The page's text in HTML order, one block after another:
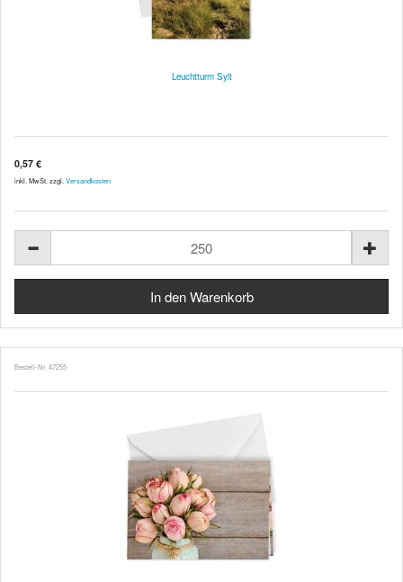
Leuchtturm Sylt
0,57 €
inkl. MwSt. zzgl. Versandkosten
Bestell-Nr. 47255